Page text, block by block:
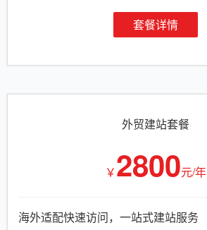
套餐详情
外贸建站套餐
￥2800元/年
海外适配快速访问，一站式建站服务